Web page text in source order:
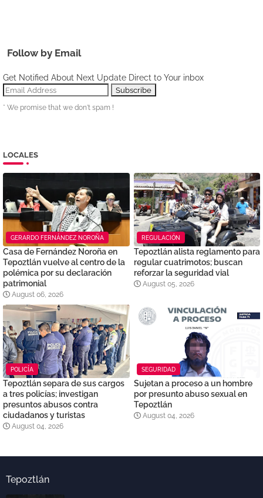
Follow by Email
Get Notified About Next Update Direct to Your inbox
* We promise that we don't spam !
LOCALES
GERARDO FERNÁNDEZ NOROÑA
Casa de Fernández Noroña en
Tepoztlán vuelve al centro de la
polémica por su declaración
patrimonial
August 06, 2026
REGULACIÓN
Tepoztlán alista reglamento para
regular cuatrimotos; buscan
reforzar la seguridad vial
August 05, 2026
POLICÍA
Tepoztlán separa de sus cargos
a tres policías; investigan
presuntos abusos contra
ciudadanos y turistas
August 04, 2026
SEGURIDAD
Sujetan a proceso a un hombre
por presunto abuso sexual en
Tepoztlán
August 04, 2026
Tepoztlán